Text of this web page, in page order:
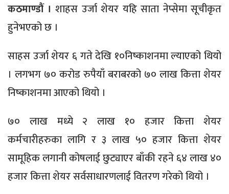
कठमाण्डौं । शाहस उर्जा शेयर यहि साता नेप्सेमा सूचीकृत
हुनेभएको छ ।
साहस उर्जा शेयर ६ गते देखि १०निष्काशनमा ल्याएको थियो
। लगभग ७० करोड रुपैयाँ बराबरको ७० लाख कित्ता शेयर
निष्काशनमा आएको थियो ।
७० लाख मध्ये २ लाख १० हजार कित्ता शेयर
कर्मचारीहरुका लागि र ३ लाख ५० हजार कित्ता शेयर
सामूहिक लगानी कोषलाई छुट्याएर बाँकी रहने ६४ लाख ४०
हजार कित्ता शेयर सर्वसाधारणलाई वितरण गरेको थियो ।